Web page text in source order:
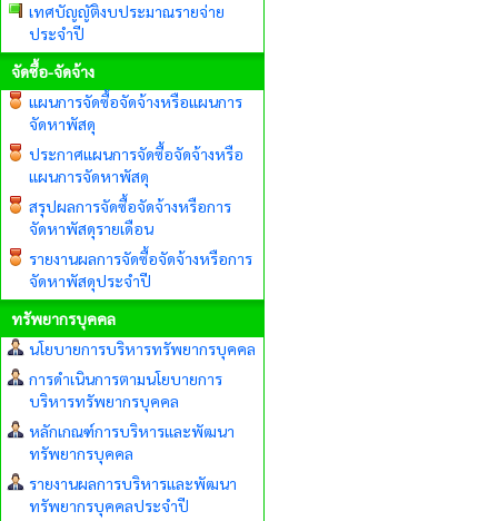
เทศบัญญัติงบประมาณรายจ่าย
ประจำปี
จัดซื้อ-จัดจ้าง
แผนการจัดซื้อจัดจ้างหรือแผนการ
จัดหาพัสดุ
ประกาศแผนการจัดซื้อจัดจ้างหรือ
แผนการจัดหาพัสดุ
สรุปผลการจัดซื้อจัดจ้างหรือการ
จัดหาพัสดุรายเดือน
รายงานผลการจัดซื้อจัดจ้างหรือการ
จัดหาพัสดุประจำปี
ทรัพยากรบุคคล
นโยบายการบริหารทรัพยากรบุคคล
การดำเนินการตามนโยบายการ
บริหารทรัพยากรบุคคล
หลักเกณฑ์การบริหารและพัฒนา
ทรัพยากรบุคคล
รายงานผลการบริหารและพัฒนา
ทรัพยากรบุคคลประจำปี